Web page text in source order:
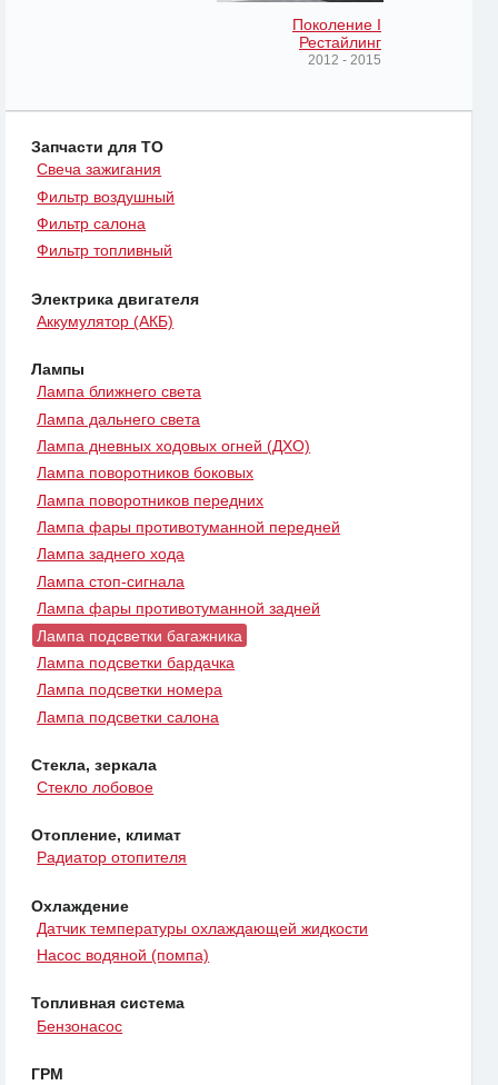
Поколение I
Рестайлинг
2012 - 2015
Запчасти для ТО
Свеча зажигания
Фильтр воздушный
Фильтр салона
Фильтр топливный
Электрика двигателя
Аккумулятор (АКБ)
Лампы
Лампа ближнего света
Лампа дальнего света
Лампа дневных ходовых огней (ДХО)
Лампа поворотников боковых
Лампа поворотников передних
Лампа фары противотуманной передней
Лампа заднего хода
Лампа стоп-сигнала
Лампа фары противотуманной задней
Лампа подсветки багажника
Лампа подсветки бардачка
Лампа подсветки номера
Лампа подсветки салона
Стекла, зеркала
Стекло лобовое
Отопление, климат
Радиатор отопителя
Охлаждение
Датчик температуры охлаждающей жидкости
Насос водяной (помпа)
Топливная система
Бензонасос
ГРМ